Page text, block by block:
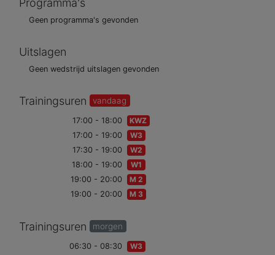
Programma's
Geen programma's gevonden
Uitslagen
Geen wedstrijd uitslagen gevonden
Trainingsuren vandaag
17:00 - 18:00
KWZ
17:00 - 19:00
W3
17:30 - 19:00
W2
18:00 - 19:00
W1
19:00 - 20:00
M 2
19:00 - 20:00
M 3
Trainingsuren morgen
06:30 - 08:30
W3